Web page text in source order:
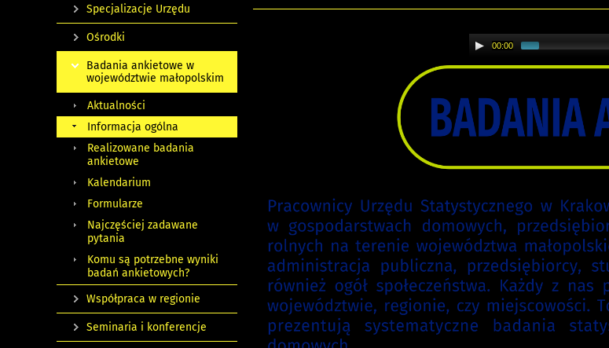
00:00
Specjalizacje Urzędu
Ośrodki
Badania ankietowe w
województwie małopolskim
Aktualności
Informacja ogólna
Realizowane badania
ankietowe
Kalendarium
Formularze
Najczęściej zadawane
pytania
Komu są potrzebne wyniki
badań ankietowych?
Współpraca w regionie
Seminaria i konferencje